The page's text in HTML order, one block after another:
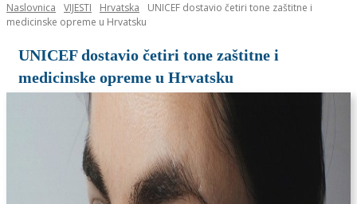
Naslovnica VIJESTI Hrvatska
UNICEF dostavio četiri tone zaštitne i
medicinske opreme u Hrvatsku
UNICEF dostavio četiri tone zaštitne i
medicinske opreme u Hrvatsku